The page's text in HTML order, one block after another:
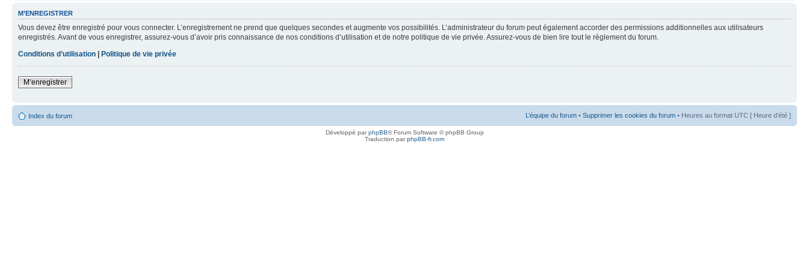
M’ENREGISTRER
Vous devez être enregistré pour vous connecter. L’enregistrement ne prend que quelques secondes et augmente vos possibilités. L’administrateur du forum peut également accorder des permissions additionnelles aux utilisateurs
enregistrés. Avant de vous enregistrer, assurez-vous d’avoir pris connaissance de nos conditions d’utilisation et de notre politique de vie privée. Assurez-vous de bien lire tout le règlement du forum.
Conditions d’utilisation | Politique de vie privée
M’enregistrer
Index du forum L’équipe du forum • Supprimer les cookies du forum • Heures au format UTC [ Heure d’été ]
Développé parphpBB® Forum Software © phpBB Group
Traduction parphpBB-fr.com